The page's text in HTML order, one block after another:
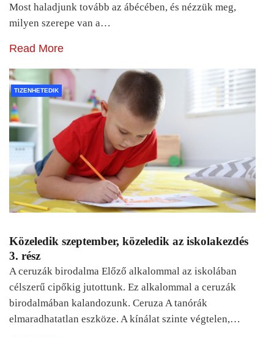
Most haladjunk tovább az ábécében, és nézzük meg,
milyen szerepe van a…
Read More
TIZENHETEDIK
Közeledik szeptember, közeledik az iskolakezdés
3. rész
A ceruzák birodalma Előző alkalommal az iskolában
célszerű cipőkig jutottunk. Ez alkalommal a ceruzák
birodalmában kalandozunk. Ceruza A tanórák
elmaradhatatlan eszköze. A kínálat szinte végtelen,…